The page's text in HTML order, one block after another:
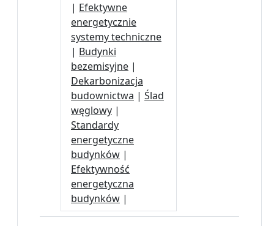
| Efektywne
energetycznie
systemy techniczne
| Budynki
bezemisyjne |
Dekarbonizacja
budownictwa | Ślad
węglowy |
Standardy
energetyczne
budynków |
Efektywność
energetyczna
budynków |